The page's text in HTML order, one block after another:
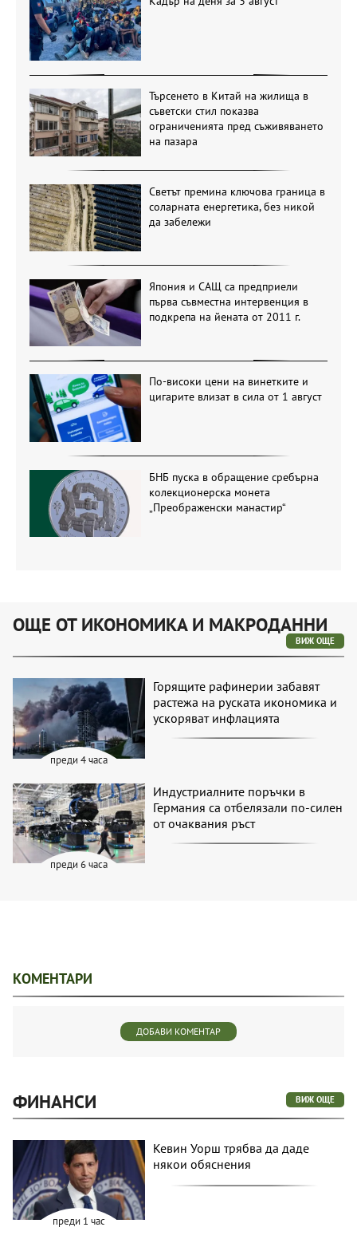
Търсенето в Китай на жилища в
съветски стил показва
ограниченията пред съживяването
на пазара
Светът премина ключова граница в
соларната енергетика, без никой
да забележи
Япония и САЩ са предприели
първа съвместна интервенция в
подкрепа на йената от 2011 г.
По-високи цени на винетките и
цигарите влизат в сила от 1 август
БНБ пуска в обращение сребърна
колекционерска монета
„Преображенски манастир“
ОЩЕ ОТ ИКОНОМИКА И МАКРОДАННИ
ВИЖ ОЩЕ
преди 4 часа
Горящите рафинерии забавят
растежа на руската икономика и
ускоряват инфлацията
преди 6 часа
Индустриалните поръчки в
Германия са отбелязали по-силен
от очаквания ръст
КОМЕНТАРИ
ДОБАВИ КОМЕНТАР
ФИНАНСИ ВИЖ ОЩЕ
преди 1 час
Кевин Уорш трябва да даде
някои обяснения